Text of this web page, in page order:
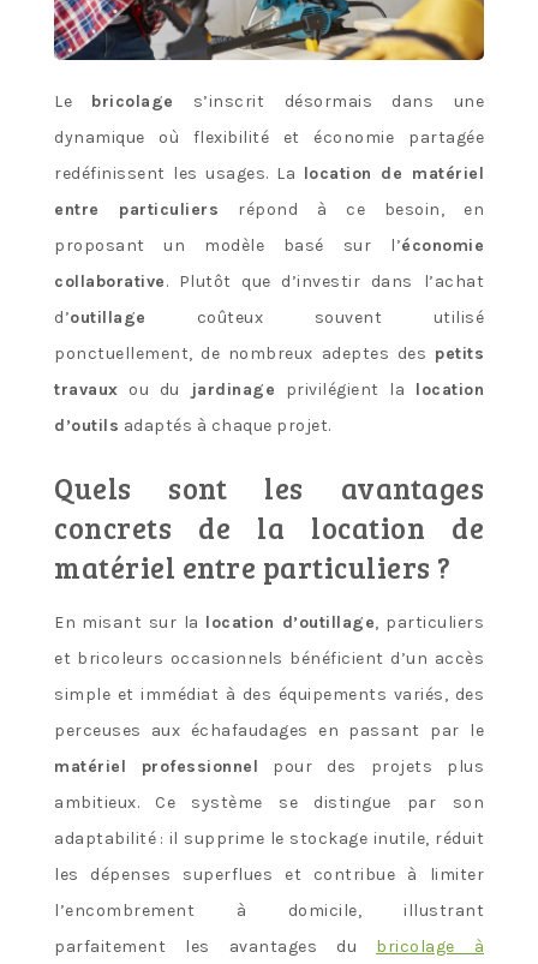
Le bricolage
s’inscrit désormais dans une
dynamique où flexibilité et économie partagée
redéfinissent les usages. La location de matériel
entre particuliers répond à ce besoin, en
proposant un modèle basé sur l’économie
collaborative. Plutôt que d’investir dans l’achat
d’outillage coûteux souvent utilisé
ponctuellement, de nombreux adeptes des petits
travaux ou du jardinage privilégient la location
d’outils adaptés à chaque projet.
Quels sont les avantages
concrets de la location de
matériel entre particuliers ?
En misant sur la location d’outillage, particuliers
et bricoleurs occasionnels bénéficient d’un accès
simple et immédiat à des équipements variés, des
perceuses aux échafaudages en passant par le
matériel professionnel pour des projets plus
ambitieux. Ce système se distingue par son
adaptabilité : il supprime le stockage inutile, réduit
les dépenses superflues et contribue à limiter
l’encombrement à domicile, illustrant
parfaitement les avantages du bricolage à